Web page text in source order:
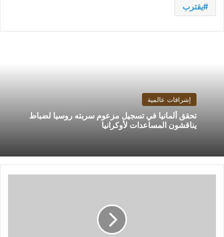
يقترب
إشراقات عالمية
تحقق ألمانيا في تسجيل مزعوم سربته روسيا لضباط
يناقشون المساعدات لأوكرانيا